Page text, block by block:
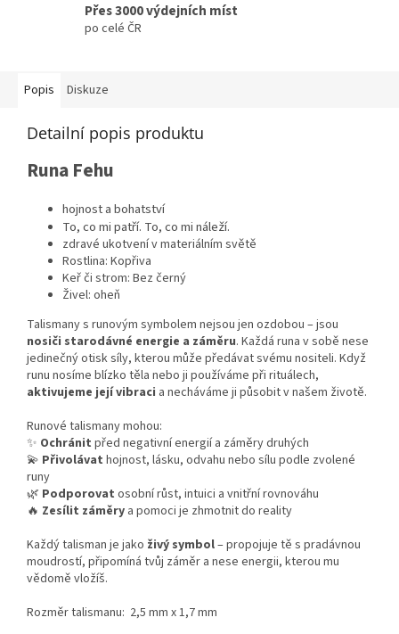
Přes 3000 výdejních míst
po celé ČR
Popis Diskuze
Detailní popis produktu
Runa Fehu
hojnost a bohatství
To, co mi patří. To, co mi náleží.
zdravé ukotvení v materiálním světě
Rostlina: Kopřiva
Keř či strom: Bez černý
Živel: oheň
Talismany s runovým symbolem nejsou jen ozdobou – jsou
nosiči starodávné energie a záměru. Každá runa v sobě nese
jedinečný otisk síly, kterou může předávat svému nositeli. Když
runu nosíme blízko těla nebo ji používáme při rituálech,
aktivujeme její vibraci a necháváme ji působit v našem životě.
Runové talismany mohou:
✨ Ochránit před negativní energií a záměry druhých
💫 Přivolávat hojnost, lásku, odvahu nebo sílu podle zvolené
runy
🌿 Podporovat osobní růst, intuici a vnitřní rovnováhu
🔥 Zesílit záměry a pomoci je zhmotnit do reality
Každý talisman je jako živý symbol– propojuje tě s pradávnou
moudrostí, připomíná tvůj záměr a nese energii, kterou mu
vědomě vložíš.
Rozměr talismanu: 2,5 mm x 1,7 mm